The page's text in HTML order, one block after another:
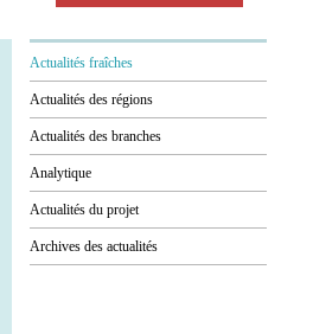
Actualités fraîches
Actualités des régions
Actualités des branches
Analytique
Actualités du projet
Archives des actualités